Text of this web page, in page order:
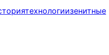
технологиизенитные